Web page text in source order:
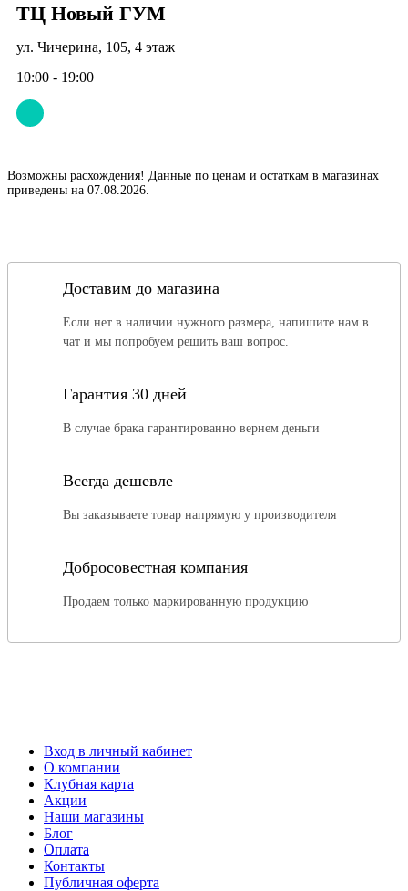
ТЦ Новый ГУМ
ул. Чичерина, 105, 4 этаж
10:00 - 19:00
Возможны расхождения! Данные по ценам и остаткам в магазинах
приведены на 07.08.2026.
Доставим до магазина
Если нет в наличии нужного размера, напишите нам в
чат и мы попробуем решить ваш вопрос.
Гарантия 30 дней
В случае брака гарантированно вернем деньги
Всегда дешевле
Вы заказываете товар напрямую у производителя
Добросовестная компания
Продаем только маркированную продукцию
Вход в личный кабинет
О компании
Клубная карта
Акции
Наши магазины
Блог
Оплата
Контакты
Публичная оферта